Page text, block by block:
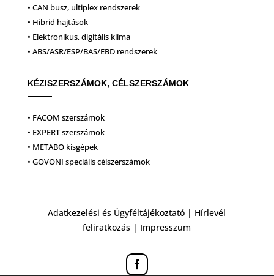
• CAN busz, ultiplex rendszerek
• Hibrid hajtások
• Elektronikus, digitális klíma
• ABS/ASR/ESP/BAS/EBD rendszerek
KÉZISZERSZÁMOK, CÉLSZERSZÁMOK
• FACOM szerszámok
• EXPERT szerszámok
• METABO kisgépek
• GOVONI speciális célszerszámok
Adatkezelési és Ügyféltájékoztató | Hírlevél
feliratkozás | Impresszum